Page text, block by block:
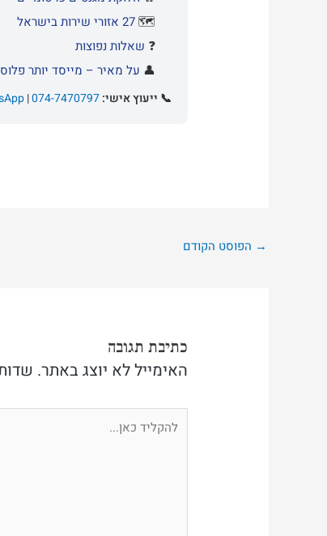
🗺️27 אזורי שירות בישראל
❓ שאלות נפוצות
👤 על מאיר – מייסד יותר פלוס
📞 ייעוץ אישי:074-7470797
|
→ הפוסט הקודם
כתיבת תגובה
האימייל לא יוצג באתר.
כאן...